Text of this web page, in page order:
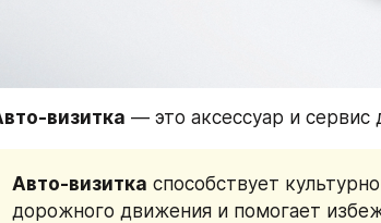
визитка — это аксессуар и сервис
Авто-визитка способствует
дорожного движения и помогает